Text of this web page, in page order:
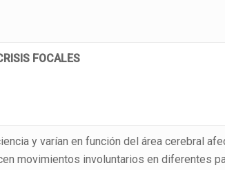
FOCALES
y varían en función del área cerebral
movimientos involuntarios en diferentes